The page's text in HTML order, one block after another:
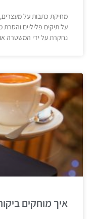
מחיקת כתבות על
על תיקים פליליים
נחקרת על ידי המשטרה או
איך מוחקים